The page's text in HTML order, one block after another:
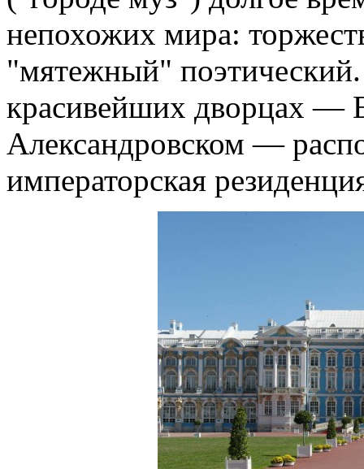
непохожих мира:
"мятежный"
красивейших дворцах —
Александровском —
императорская